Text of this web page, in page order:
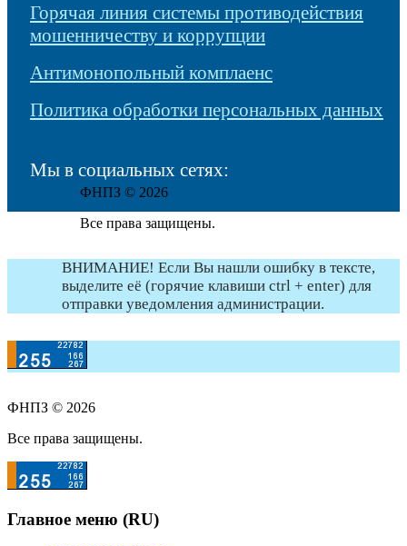
Горячая линия системы противодействия
мошенничеству и коррупции
Антимонопольный комплаенс
Политика обработки персональных данных
Мы в социальных сетях:
ФНПЗ © 2026
Все права защищены.
ВНИМАНИЕ! Если Вы нашли ошибку в тексте,
выделите её (горячие клавиши ctrl + enter) для
отправки уведомления администрации.
ФНПЗ © 2026
Все права защищены.
Главное меню (RU)